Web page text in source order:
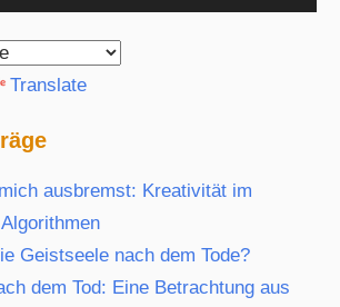
Translate
ausbremst: Kreativität im
Geistseele nach dem Tode?
dem Tod: Eine Betrachtung aus